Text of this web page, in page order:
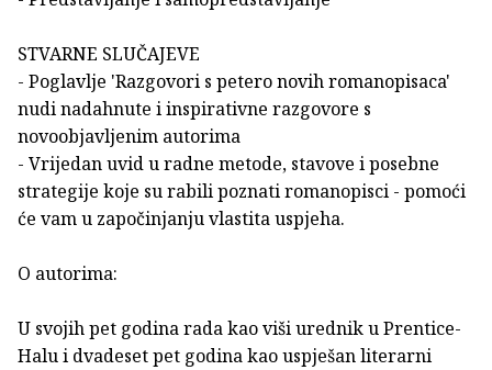
STVARNE SLUČAJEVE
- Poglavlje 'Razgovori s petero novih romanopisaca'
nudi nadahnute i inspirativne razgovore s
novoobjavljenim autorima
- Vrijedan uvid u radne metode, stavove i posebne
strategije koje su rabili poznati romanopisci - pomoći
će vam u započinjanju vlastita uspjeha.
O autorima:
U svojih pet godina rada kao viši urednik u Prentice-
Halu i dvadeset pet godina kao uspješan literarni